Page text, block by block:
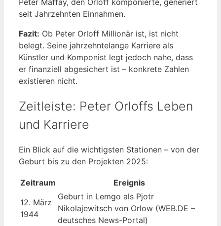
seit Jahrzehnten Einnahmen.
Fazit: Ob Peter Orloff Millionär ist, ist nicht
belegt. Seine jahrzehntelange Karriere als
Künstler und Komponist legt jedoch nahe, dass
er finanziell abgesichert ist – konkrete Zahlen
existieren nicht.
Zeitleiste: Peter Orloffs Leben
und Karriere
Ein Blick auf die wichtigsten Stationen – von der
Geburt bis zu den Projekten 2025:
Zeitraum
Ereignis
12. März
1944
Geburt in Lemgo als Pjotr
Nikolajewitsch von Orlow (WEB.DE –
deutsches News-Portal)